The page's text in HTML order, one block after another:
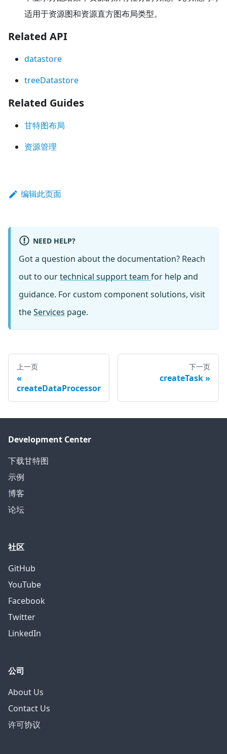
适用于资源图和资源直方图布局类型。
Related API
datastore
treeDatastore
Related Guides
甘特图布局
资源管理
编辑此页面
NEED HELP?
Got a question about the documentation? Reach
out to ourtechnical support team for help and
guidance. For custom component solutions, visit
theServices page.
上一页
createDataProcessor
下一页
createTask
Development Center
下载甘特图
示例
博客
论坛
社区
GitHub
YouTube
Facebook
Twitter
LinkedIn
公司
About Us
Contact Us
许可协议